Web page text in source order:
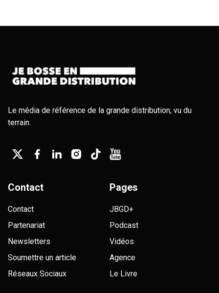
Le média de référence de la grande distribution, vu du
terrain.
Contact
Contact
Partenariat
Newsletters
Soumettre un article
Réseaux Sociaux
Pages
JBGD+
Podcast
Vidéos
Agence
Le Livre